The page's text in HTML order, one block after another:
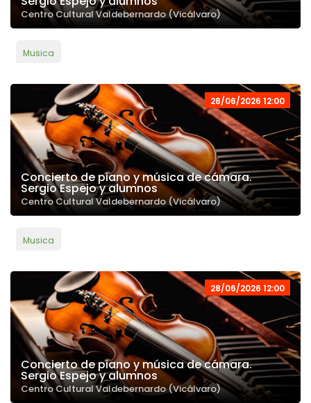
Centro Cultural Valdebernardo (Vicálvaro)
Musica
28/06/2026 12:00
Concierto de piano y música de cámara.
Sergio Espejo y alumnos
Centro Cultural Valdebernardo (Vicálvaro)
Musica
28/06/2026 12:00
Concierto de piano y música de cámara.
Sergio Espejo y alumnos
Centro Cultural Valdebernardo (Vicálvaro)